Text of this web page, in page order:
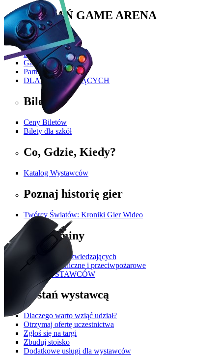
POZNAŃ GAME ARENA
Poznaj PGA
Historia PGA
Zakres Tematyczny
Galeria
Partnerzy i Patroni
DLA ZWIEDZAJĄCYCH
Bilety
Ceny Biletów
Bilety dla szkół
Co, Gdzie, Kiedy?
Katalog Wystawców
Poznaj historię gier
Twórcy Światów: Kroniki Gier Wideo
Regulaminy
Regulamin dla zwiedzających
Przepisy techniczne i przeciwpożarowe
DLA WYSTAWCÓW
Zostań wystawcą
Dlaczego warto wziąć udział?
Otrzymaj ofertę uczestnictwa
Zgłoś się na targi
Zbuduj stoisko
Dodatkowe usługi dla wystawców